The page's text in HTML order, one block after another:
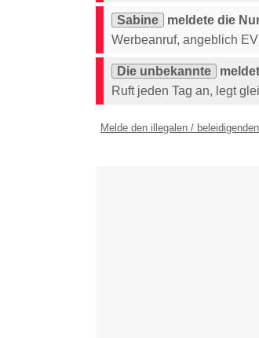
Sabine
meldete die
Werbeanruf, angeblich
Die unbekannte
Ruft jeden Tag an, legt
Melde den illegalen /